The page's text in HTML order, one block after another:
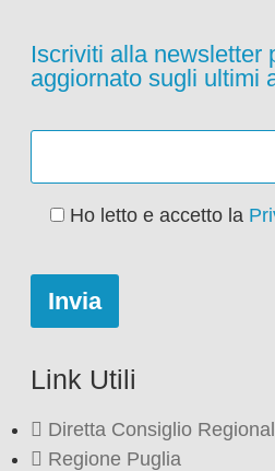
Iscriviti alla newsletter
aggiornato sugli ultimi
Ho letto e accetto la
Link Utili
Diretta Consiglio
Regione Puglia